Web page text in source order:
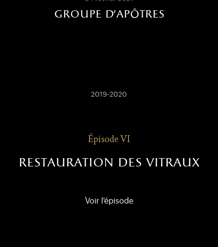
groupe d'apôtres
2019-2020
Épisode VI
restauration des vitraux
Voir l'épisode